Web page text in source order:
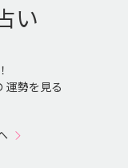
い
運勢を見る